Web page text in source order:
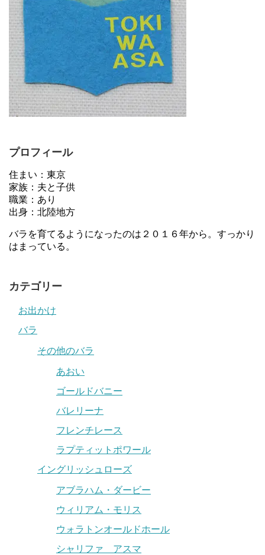
プロフィール
住まい：東京
家族：夫と子供
職業：あり
出身：北陸地方
バラを育てるようになったのは２０１６年から。すっかり
はまっている。
カテゴリー
お出かけ
バラ
その他のバラ
あおい
ゴールドバニー
バレリーナ
フレンチレース
ラプティットポワール
イングリッシュローズ
アブラハム・ダービー
ウィリアム・モリス
ウォラトンオールドホール
シャリファ アスマ